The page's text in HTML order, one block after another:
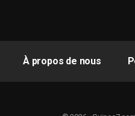
À propos de nous